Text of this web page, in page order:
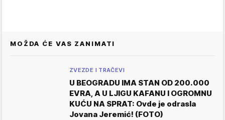
MOŽDA ĆE VAS ZANIMATI
ZVEZDE I TRAČEVI
U BEOGRADU IMA STAN OD 200.000
EVRA, A U LJIGU KAFANU I OGROMNU
KUĆU NA SPRAT: Ovde je odrasla
Jovana Jeremić! (FOTO)